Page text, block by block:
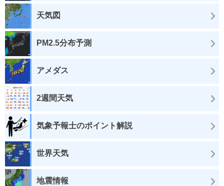
天気図
PM2.5分布予測
アメダス
2週間天気
気象予報士のポイント解説
世界天気
地震情報